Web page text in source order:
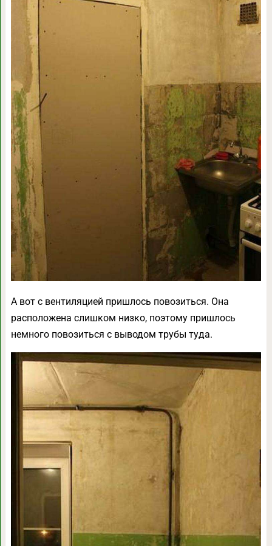
А вот с вентиляцией пришлось повозиться. Она
расположена слишком низко, поэтому пришлось
немного повозиться с выводом трубы туда.